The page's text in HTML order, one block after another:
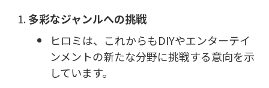
多彩なジャンルへの挑戦
ヒロミは、これからもDIYやエンターテイ
ンメントの新たな分野に挑戦する意向を示
しています。